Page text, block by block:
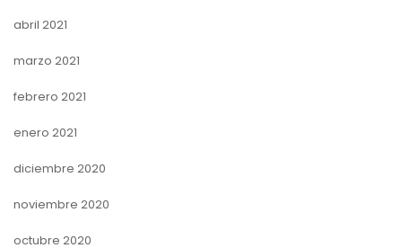
abril 2021
marzo 2021
febrero 2021
enero 2021
diciembre 2020
noviembre 2020
octubre 2020